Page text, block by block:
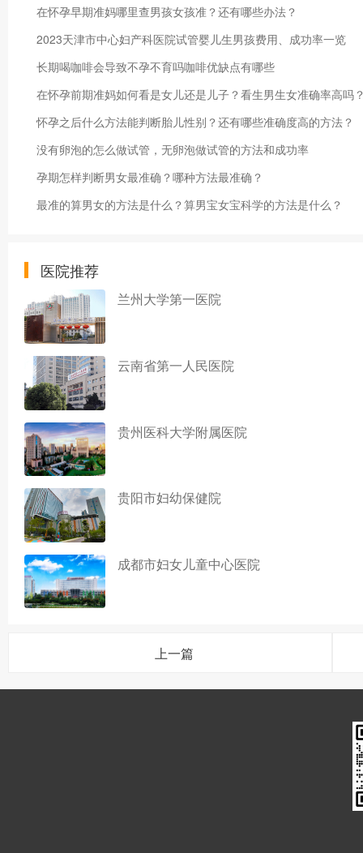
在怀孕早期准妈哪里查男孩女孩准？还有哪些办法？
2023天津市中心妇产科医院试管婴儿生男孩费用、成功率一览
长期喝咖啡会导致不孕不育吗咖啡优缺点有哪些
在怀孕前期准妈如何看是女儿还是儿子？看生男生女准确率高吗
怀孕之后什么方法能判断胎儿性别？还有哪些准确度高的方法？
没有卵泡的怎么做试管，无卵泡做试管的方法和成功率
孕期怎样判断男女最准确？哪种方法最准确？
最准的算男女的方法是什么？算男宝女宝科学的方法是什么？
医院推荐
兰州大学第一医院
云南省第一人民医院
贵州医科大学附属医院
贵阳市妇幼保健院
成都市妇女儿童中心医院
上一篇